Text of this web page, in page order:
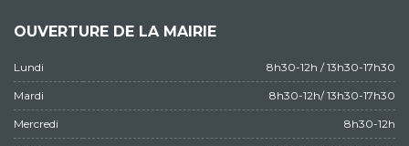
OUVERTURE DE LA MAIRIE
Lundi 8h30-12h / 13h30-17h30
Mardi 8h30-12h/ 13h30-17h30
Mercredi 8h30-12h